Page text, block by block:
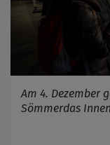
Am 4. Dezember
Sömmerdas